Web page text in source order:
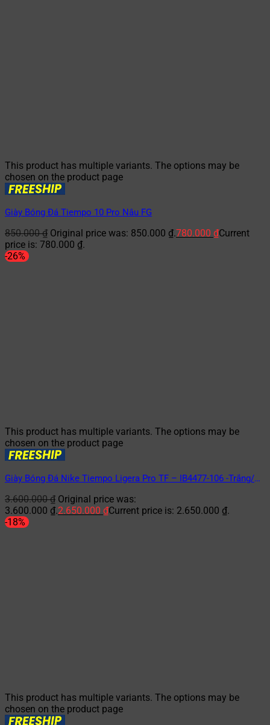
This product has multiple variants. The options may be
chosen on the product page
Giày Bóng Đá Tiempo 10 Pro Nâu FG
850.000₫ Original price was: 850.000 ₫.780.000 ₫Current
price is: 780.000 ₫.
-26%
This product has multiple variants. The options may be
chosen on the product page
Giày Bóng Đá Nike Tiempo Ligera Pro TF – IB4477-106 -Trắng/
3.600.000₫ Original price was:
3.600.000 ₫.2.650.000 ₫Current price is: 2.650.000 ₫.
-18%
This product has multiple variants. The options may be
chosen on the product page